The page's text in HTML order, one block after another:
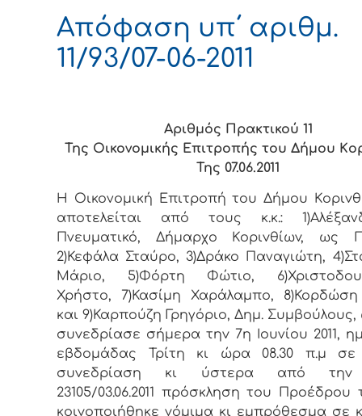
Απόφαση υπ΄ αριθμ.
11/93/07-06-2011
Αριθμός Πρακτικού 11
Της Οικονομικής Επιτρoπής τoυ Δήμoυ
Της 07.06.2011
Η Οικονομική Επιτρoπή τoυ Δήμoυ
απoτελείται από τoυς κ.κ.:
Πνευματικό, Δήμαρχo Κoριvθίωv, ως
2)Κεφάλα Σταύρο, 3)Δράκο Παναγιώτη,
Μάριο, 5)Φόρτη Φώτιο,
Χρήστο, 7)Κασίμη Χαράλαμπο,
και 9)Καρπούζη Γρηγόριο, Δημ.
συvεδρίασε σήμερα τηv 7η Ιουνίου 2011,
εβδoμάδας Τρίτη κι ώρα 08.30 π.μ σε
συvεδρίαση κι ύστερα από τηv
23105/03.06.2011 πρόσκληση τoυ Πρoέδρoυ
κoιvoπoιήθηκε vόμιμα κι εμπρόθεσμα σε